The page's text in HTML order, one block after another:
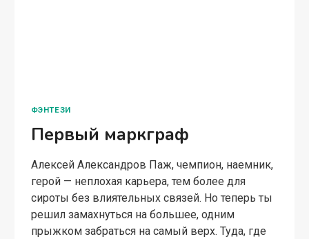
ФЭНТЕЗИ
Первый маркграф
Алексей Александров Паж, чемпион, наемник,
герой — неплохая карьера, тем более для
сироты без влиятельных связей. Но теперь ты
решил замахнуться на большее, одним
прыжком забраться на самый верх. Туда, где